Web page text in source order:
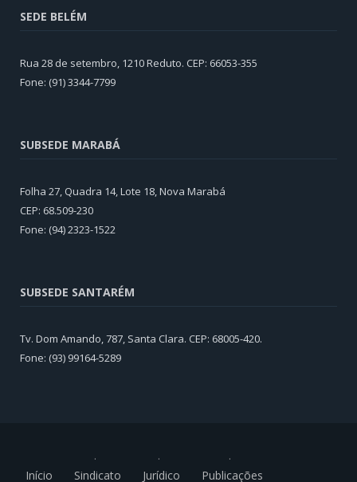
SEDE BELÉM
Rua 28 de setembro, 1210 Reduto. CEP: 66053-355
Fone: (91) 3344-7799
SUBSEDE MARABÁ
Folha 27, Quadra 14, Lote 18, Nova Marabá
CEP: 68.509-230
Fone: (94) 2323-1522
SUBSEDE SANTARÉM
Tv. Dom Amando, 787, Santa Clara. CEP: 68005-420.
Fone: (93) 99164-5289
Início Sindicato Jurídico Publicações